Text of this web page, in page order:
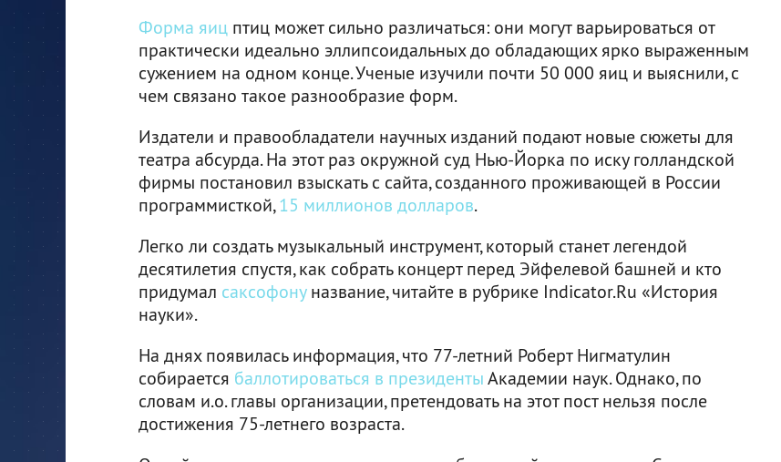
Форма яиц птиц может сильно различаться: они могут варьироваться от
практически идеально эллипсоидальных до обладающих ярко выраженным
сужением на одном конце. Ученые изучили почти 50 000 яиц и выяснили, с
чем связано такое разнообразие форм.
Издатели и правообладатели научных изданий подают новые сюжеты для
театра абсурда. На этот раз окружной суд Нью-Йорка по иску голландской
фирмы постановил взыскать с сайта, созданного проживающей в России
программисткой,15 миллионов долларов.
Легко ли создать музыкальный инструмент, который станет легендой
десятилетия спустя, как собрать концерт перед Эйфелевой башней и кто
придумал саксофонуназвание, читайте в рубрике Indicator.Ru «История
науки».
На днях появилась информация, что 77-летний Роберт Нигматулин
собирается баллотироваться в президенты Академии наук. Однако, по
словам и.о. главы организации, претендовать на этот пост нельзя после
достижения 75-летнего возраста.